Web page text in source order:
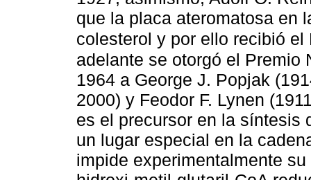
que la placa ateromatosa en
colesterol y por ello recibió
adelante se otorgó el Premio
1964 a George J. Popjak
2000) y Feodor F. Lynen
es el precursor en la síntesis
un lugar especial en la
impide experimentalmente